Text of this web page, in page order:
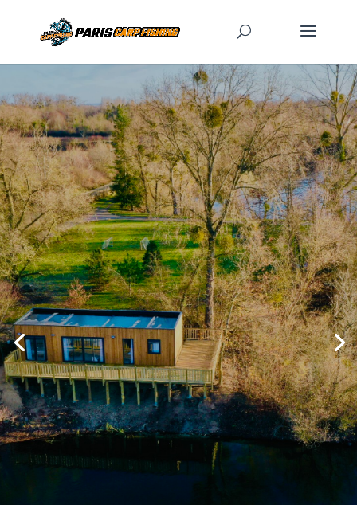
SÉJOURNEZ AU
LODGE UTOPIE
Profitez de la vue panoramique sur
l’étang Idylle